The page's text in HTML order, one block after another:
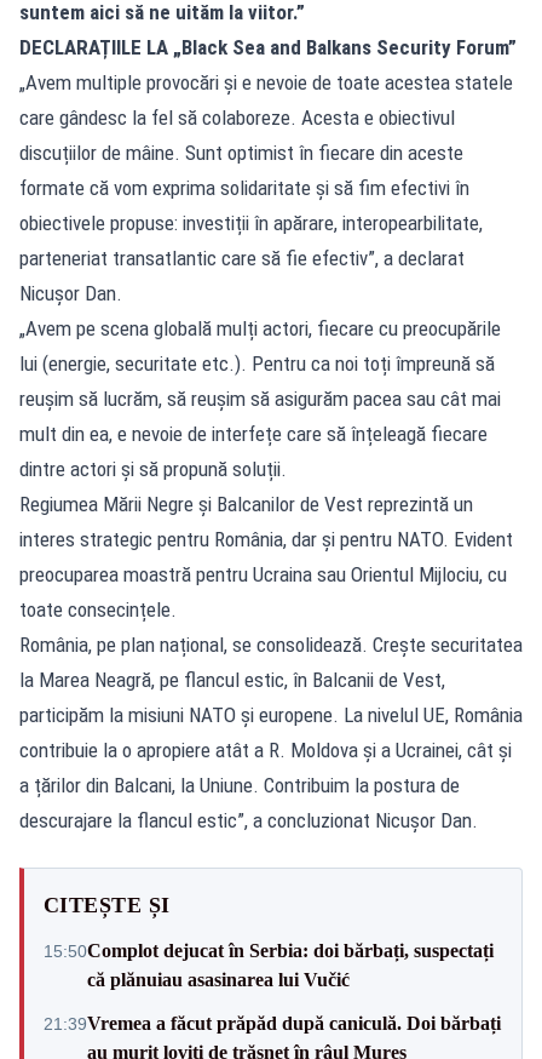
suntem aici să ne uităm la viitor.”
DECLARAȚIILE LA „Black Sea and Balkans Security Forum”
„Avem multiple provocări și e nevoie de toate acestea statele
care gândesc la fel să colaboreze. Acesta e obiectivul
discuțiilor de mâine. Sunt optimist în fiecare din aceste
formate că vom exprima solidaritate și să fim efectivi în
obiectivele propuse: investiții în apărare, interopearbilitate,
parteneriat transatlantic care să fie efectiv”, a declarat
Nicușor Dan.
„Avem pe scena globală mulți actori, fiecare cu preocupările
lui (energie, securitate etc.). Pentru ca noi toți împreună să
reușim să lucrăm, să reușim să asigurăm pacea sau cât mai
mult din ea, e nevoie de interfețe care să înțeleagă fiecare
dintre actori și să propună soluții.
Regiumea Mării Negre și Balcanilor de Vest reprezintă un
interes strategic pentru România, dar și pentru NATO. Evident
preocuparea moastră pentru Ucraina sau Orientul Mijlociu, cu
toate consecințele.
România, pe plan național, se consolidează. Crește securitatea
la Marea Neagră, pe flancul estic, în Balcanii de Vest,
participăm la misiuni NATO și europene. La nivelul UE, România
contribuie la o apropiere atât a R. Moldova și a Ucrainei, cât și
a țărilor din Balcani, la Uniune. Contribuim la postura de
descurajare la flancul estic”, a concluzionat Nicușor Dan.
CITEȘTE ȘI
15:50Complot dejucat în Serbia: doi bărbați, suspectați
că plănuiau asasinarea lui Vučić
21:39Vremea a făcut prăpăd după caniculă. Doi bărbați
au murit loviți de trăsnet în râul Mureș